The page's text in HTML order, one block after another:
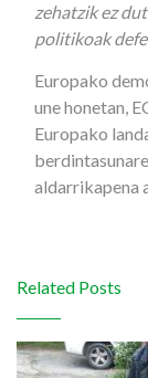
zehatzik ez
politikoak
Europako
une honetan,
Europako
aldarrikapena
Related Posts